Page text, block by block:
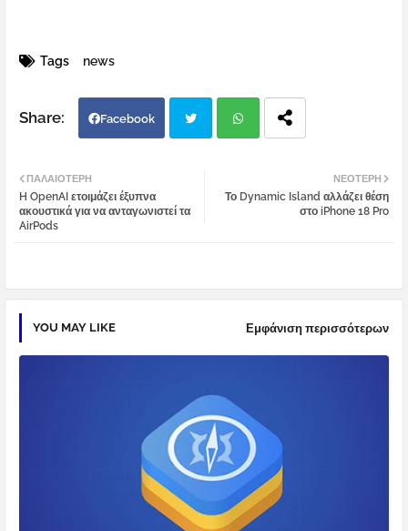
Tags news
Facebook
atsa
ΝΕΌΤΕΡΗ
Το Dynamic Island αλλάζει θέση
στο iPhone 18 Pro
ΠΑΛΑΙΌΤΕΡΗ
H OpenAI ετοιμάζει έξυπνα
ακουστικά για να ανταγωνιστεί τα
AirPods
YOU MAY LIKE Εμφάνιση περισσότερων